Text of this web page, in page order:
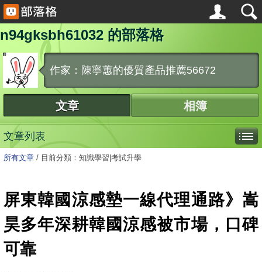
n94gksbh61032 的部落格
作家：陳寧蕙的優質產品推薦56672
文章 相簿
文章列表
所有文章 / 目前分類：知識學習|考試升學
屏東韓國涼感墊一線代理通路》嵩
昊多年深耕韓國涼感被市場，口碑
可靠